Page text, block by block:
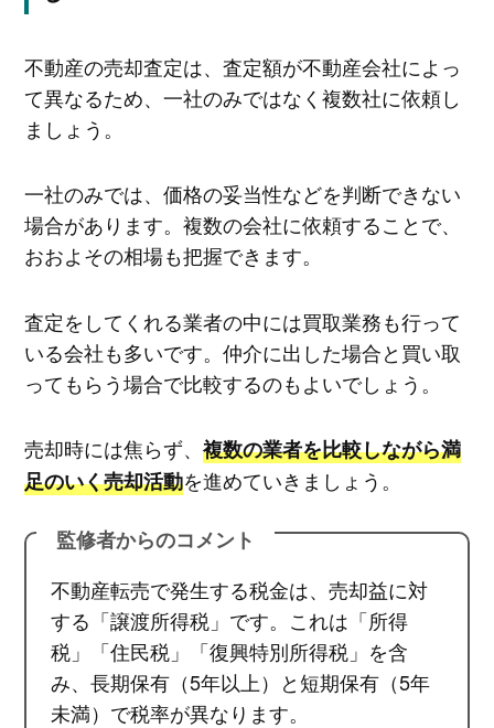
不動産の売却査定は、査定額が不動産会社によっ
て異なるため、一社のみではなく複数社に依頼し
ましょう。
一社のみでは、価格の妥当性などを判断できない
場合があります。複数の会社に依頼することで、
おおよその相場も把握できます。
査定をしてくれる業者の中には買取業務も行って
いる会社も多いです。仲介に出した場合と買い取
ってもらう場合で比較するのもよいでしょう。
売却時には焦らず、 複数の業者を比較しながら満
足のいく売却活動を進めていきましょう。
監修者からのコメント
不動産転売で発生する税金は、売却益に対
する「譲渡所得税」です。これは「所得
税」「住民税」「復興特別所得税」を含
み、長期保有（5年以上）と短期保有（5年
未満）で税率が異なります。